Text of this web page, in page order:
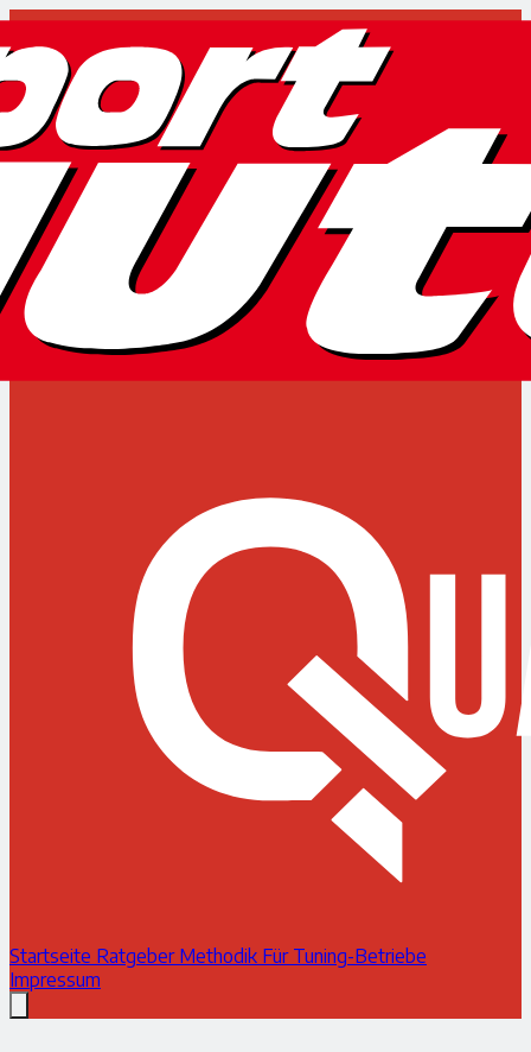
Startseite Ratgeber Methodik Für Tuning-Betriebe
Impressum